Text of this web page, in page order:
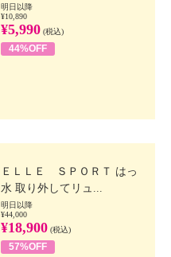
明日以降
¥10,890
¥5,990 (税込)
44%OFF
ＥＬＬＥ ＳＰＯＲＴ はっ
水 取り外してリュ...
明日以降
¥44,000
¥18,900 (税込)
57%OFF